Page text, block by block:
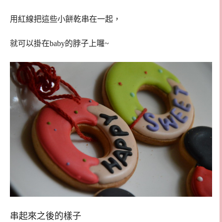
用紅線把這些小餅乾串在一起，
就可以掛在baby的脖子上囉~
串起來之後的樣子